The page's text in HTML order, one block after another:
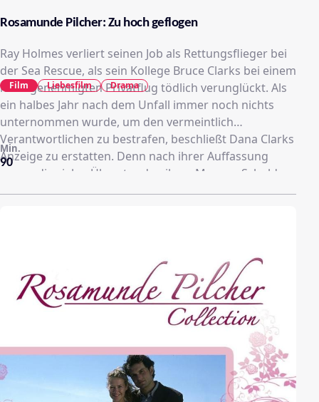
Rosamunde Pilcher: Zu hoch geflogen
Ray Holmes verliert seinen Job als Rettungsflieger bei
der Sea Rescue, als sein Kollege Bruce Clarks bei einem
nicht genehmigten Privatflug tödlich verunglückt. Als
ein halbes Jahr nach dem Unfall immer noch nichts
unternommen wurde, um den vermeintlich
Verantwortlichen zu bestrafen, beschließt Dana Clarks
Anzeige zu erstatten. Denn nach ihrer Auffassung
waren die vielen Überstunden ihres Mannes Schuld an
dem Unglück. Was Dana nicht weiß: Die Überstunden
90
Min.
Film Liebesfilm Drama